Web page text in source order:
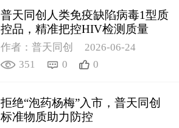
普天同创人类免疫缺陷病毒1型质
控品，精准把控HIV检测质量
作者：普天同创
2026-06-24
351
0 0
拒绝“泡药杨梅”入市，普天同创
标准物质助力防控